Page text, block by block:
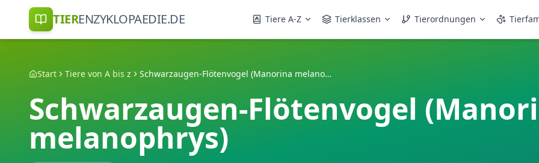
TIERENZYKLOPAEDIE.DE Tiere A-Z Tierklassen Tierordnungen
Start Tiere von A bis z Schwarzaugen-Flötenvogel (Manorina melanophrys)
Schwarzaugen-Flötenvogel
melanophrys)